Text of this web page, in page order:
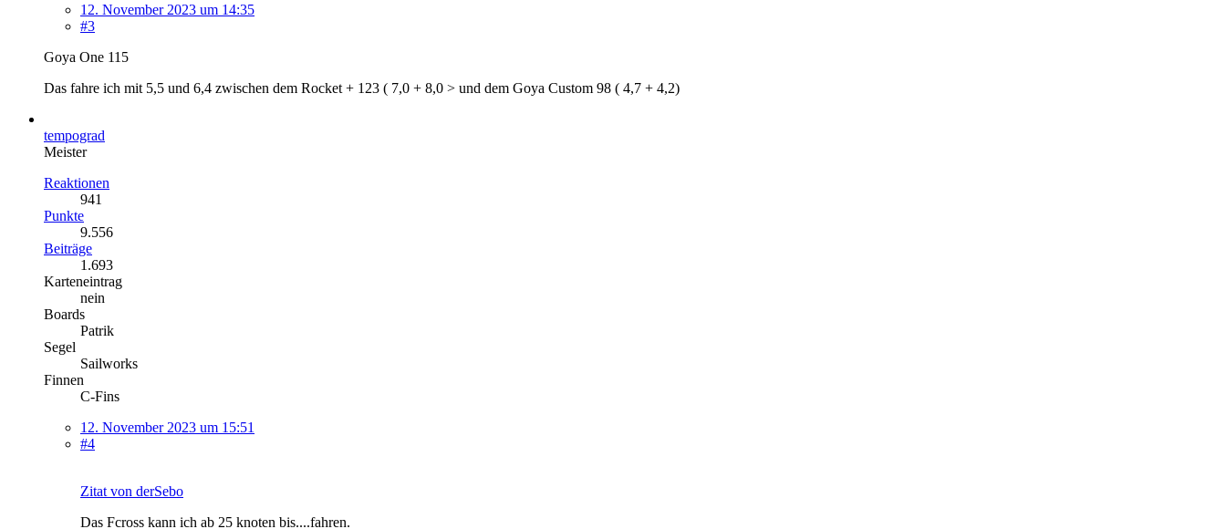
12. November 2023 um 14:35
#3
Goya One 115
Das fahre ich mit 5,5 und 6,4 zwischen dem Rocket + 123 ( 7,0 + 8,0 > und dem Goya Custom 98 ( 4,7 + 4,2)
tempograd
Meister
Reaktionen
941
Punkte
9.556
Beiträge
1.693
Karteneintrag
nein
Boards
Patrik
Segel
Sailworks
Finnen
C-Fins
12. November 2023 um 15:51
#4
Zitat von derSebo
Das Fcross kann ich ab 25 knoten bis....fahren.